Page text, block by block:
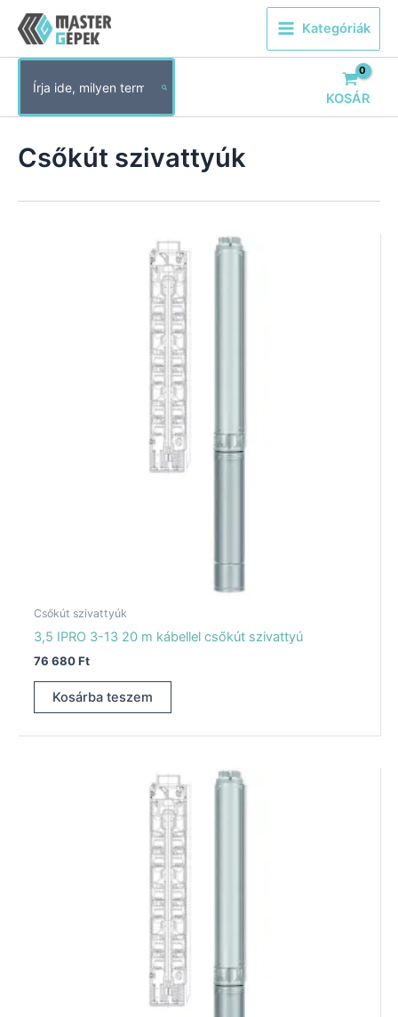
Kategóriák
for:
KOSÁR
Csőkút szivattyúk
Csőkút szivattyúk
3,5 IPRO 3-13 20 m kábellel csőkút szivattyú
76 680Ft
Kosárba teszem